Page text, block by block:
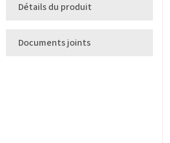
Détails du produit
Documents joints